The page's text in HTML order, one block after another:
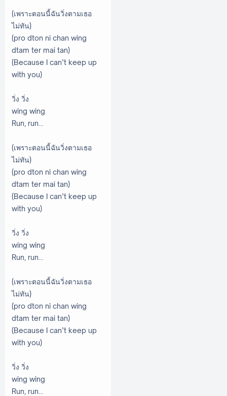
(เพราะตอนนี้ฉันวิ่งตามเธอ
ไม่ทัน)
(pro dton ni chan wing
dtam ter mai tan)
(Because I can’t keep up
with you)
วิ่ง วิ่ง
wing wing
Run, run…
(เพราะตอนนี้ฉันวิ่งตามเธอ
ไม่ทัน)
(pro dton ni chan wing
dtam ter mai tan)
(Because I can’t keep up
with you)
วิ่ง วิ่ง
wing wing
Run, run…
(เพราะตอนนี้ฉันวิ่งตามเธอ
ไม่ทัน)
(pro dton ni chan wing
dtam ter mai tan)
(Because I can’t keep up
with you)
วิ่ง วิ่ง
wing wing
Run, run…